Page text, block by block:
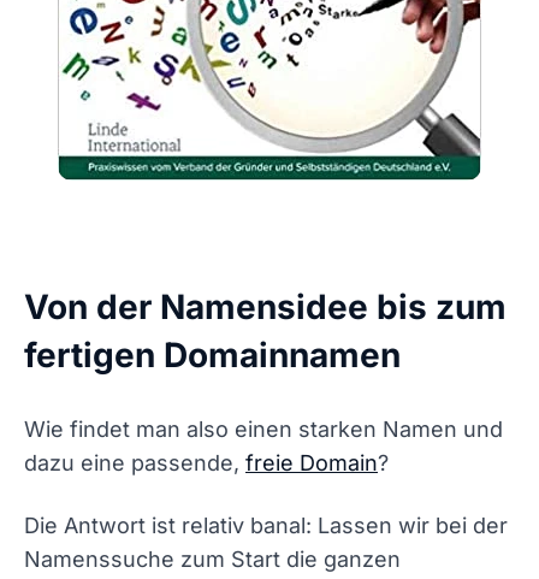
Von der Namensidee bis zum
fertigen Domainnamen
Wie findet man also einen starken Namen und
dazu eine passende, freie Domain?
Die Antwort ist relativ banal: Lassen wir bei der
Namenssuche zum Start die ganzen